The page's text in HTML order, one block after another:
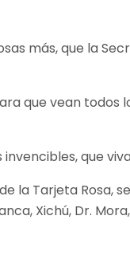
más, que la
que vean todos
que
la Tarjeta Rosa,
Xichú, Dr.